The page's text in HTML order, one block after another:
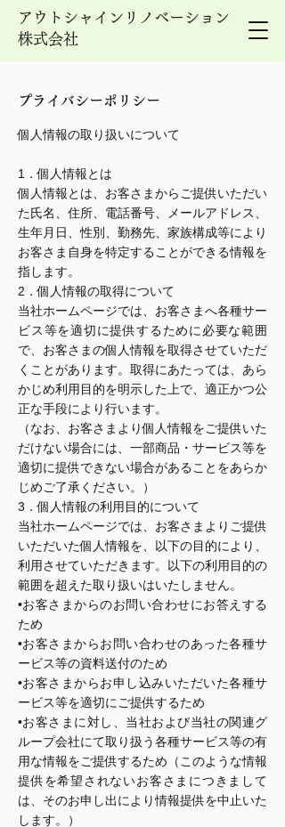
アウトシャインリノベーション
株式会社
プライバシーポリシー
個人情報の取り扱いについて
1．個人情報とは
個人情報とは、お客さまからご提供いただい
た氏名、住所、電話番号、メールアドレス、
生年月日、性別、勤務先、家族構成等により
お客さま自身を特定することができる情報を
指します。
2．個人情報の取得について
当社ホームページでは、お客さまへ各種サー
ビス等を適切に提供するために必要な範囲
で、お客さまの個人情報を取得させていただ
くことがあります。取得にあたっては、あら
かじめ利用目的を明示した上で、適正かつ公
正な手段により行います。
（なお、お客さまより個人情報をご提供いた
だけない場合には、一部商品・サービス等を
適切に提供できない場合があることをあらか
じめご了承ください。）
3．個人情報の利用目的について
当社ホームページでは、お客さまよりご提供
いただいた個人情報を、以下の目的により、
利用させていただきます。以下の利用目的の
範囲を超えた取り扱いはいたしません。
•お客さまからのお問い合わせにお答えする
ため
•お客さまからお問い合わせのあった各種サ
ービス等の資料送付のため
•お客さまからお申し込みいただいた各種サ
ービス等を適切にご提供するため
•お客さまに対し、当社および当社の関連グ
ループ会社にて取り扱う各種サービス等の有
用な情報をご提供するため（このような情報
提供を希望されないお客さまにつきまして
は、そのお申し出により情報提供を中止いた
します。）